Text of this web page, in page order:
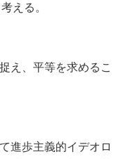
える。
え、平等を求めるこ
進歩主義的イデオロ